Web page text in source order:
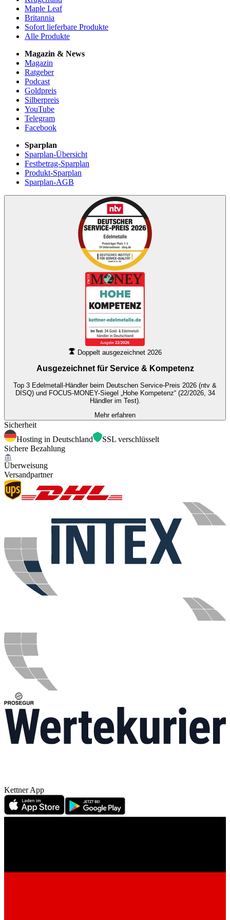
Maple Leaf
Britannia
Sofort lieferbare Produkte
Alle Produkte
Magazin & News
Magazin
Ratgeber
Podcast
Goldpreis
Silberpreis
YouTube
Telegram
Facebook
Sparplan
Sparplan-Übersicht
Festbetrag-Sparplan
Produkt-Sparplan
Sparplan-AGB
Doppelt ausgezeichnet 2026
Ausgezeichnet für Service & Kompetenz
Top 3 Edelmetall-Händler beim Deutschen Service-Preis 2026 (ntv &
DISQ) und FOCUS-MONEY-Siegel „Hohe Kompetenz“ (22/2026, 34
Händler im Test).
Mehr erfahren
Sicherheit
Hosting in Deutschland
SSL verschlüsselt
Sichere Bezahlung
Überweisung
Versandpartner
Kettner App